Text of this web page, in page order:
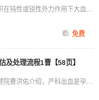
同的直线，是三个不重合的平
若，则．D．若，则．3．
位·文昌中学校考模拟预测）已
侧棱与底面垂直，点是侧棱上
在钝性或锐性外力作用下大血管
部疾病及动物剧烈摇头甩耳
肿胀物呈紫红色有波动感、坚实
脓肿。诊断主要依据临床症状
射器抽出积血后包扎压迫止血
免费
及处理流程1曹【58页】
院曹洪佑介绍，产科出血是孕产